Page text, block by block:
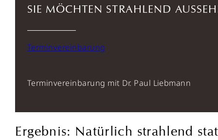
SIE MÖCHTEN STRAHLEND
Terminvereinbarung
Terminvereinbarung mit Dr. Paul Liebmann
Ergebnis: Natürlich strahlend